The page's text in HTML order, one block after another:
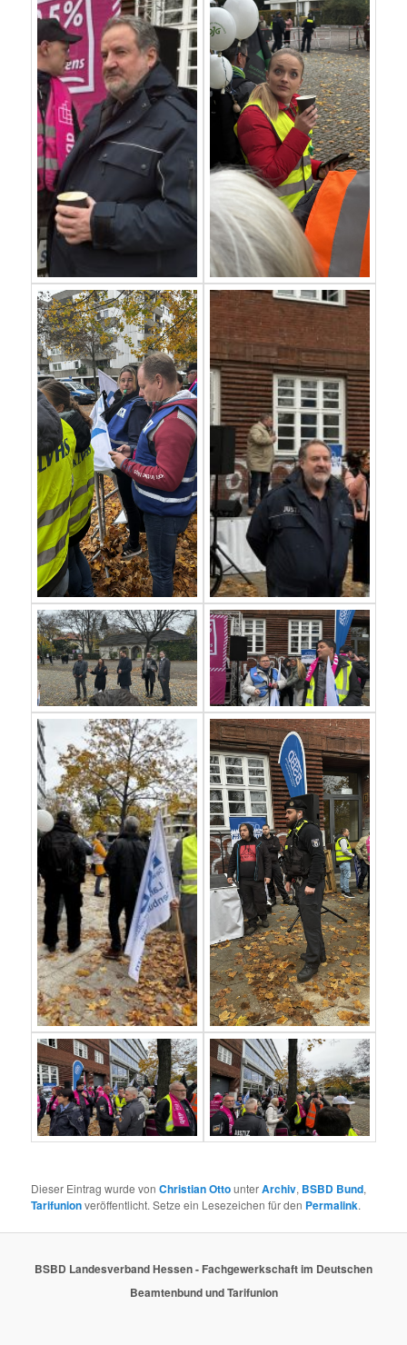
Dieser Eintrag wurde vonChristian OttounterArchiv, BSBD Bund,
Tarifunionveröffentlicht. Setze ein Lesezeichen für den Permalink.
BSBD Landesverband Hessen - Fachgewerkschaft im Deutschen
Beamtenbund und Tarifunion